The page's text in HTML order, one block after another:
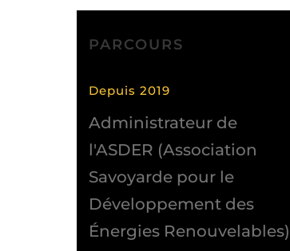
PARCOURS
Depuis 2019
Administrateur de
l'ASDER (Association
Savoyarde pour le
Développement des
Énergies Renouvelables)